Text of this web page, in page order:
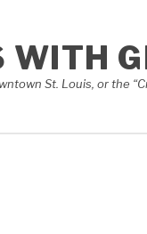
WITH
St. Louis, or the